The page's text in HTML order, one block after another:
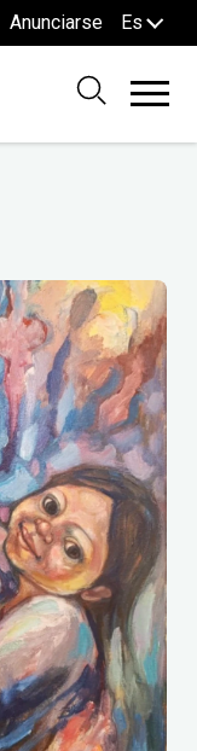
Anunciarse Es